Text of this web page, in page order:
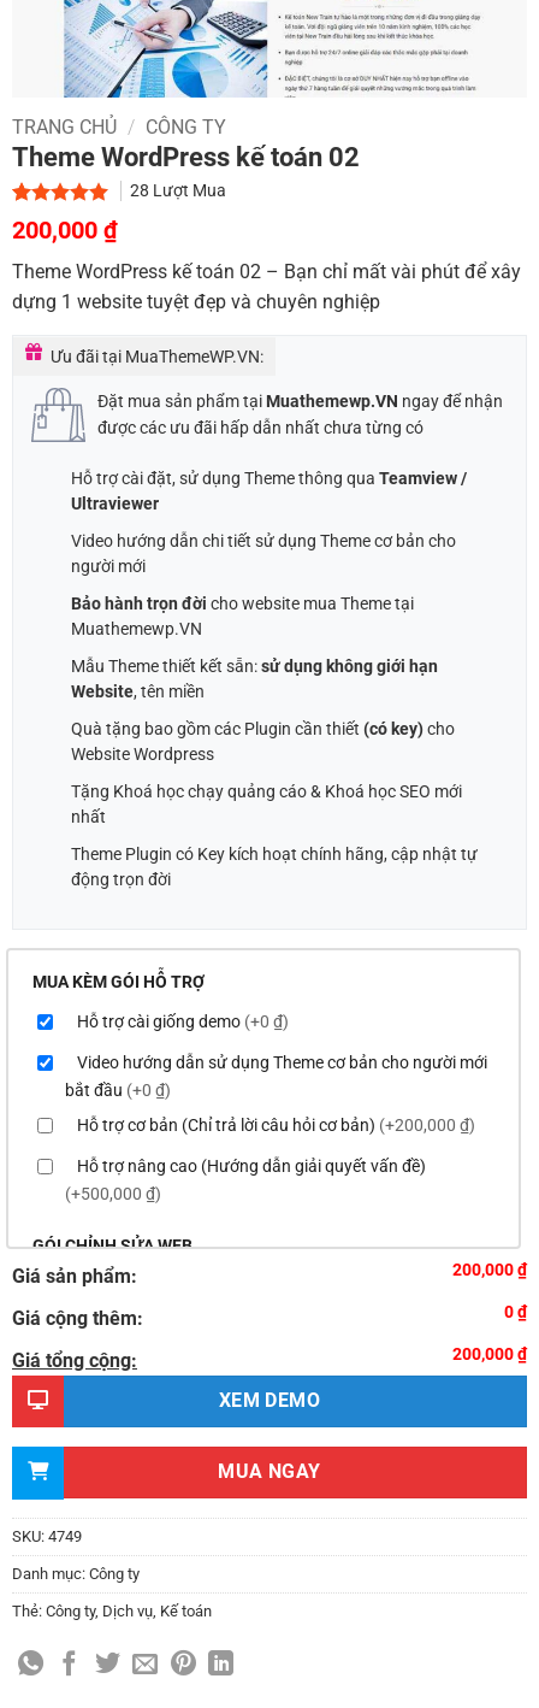
TRANG CHỦ / CÔNG TY
Theme WordPress kế toán 02
5.00trên 5
dựa trên
1
28 Lượt Mua
Giá
gốc
là:
900,000 ₫.
200,000 ₫Giá
hiện
tại
200,000 ₫.
Theme WordPress kế toán 02 – Bạn chỉ mất vài phút để xây
dựng 1 website tuyệt đẹp và chuyên nghiệp
Ưu đãi tại MuaThemeWP.VN:
Đặt mua sản phẩm tại Muathemewp.VN ngay để nhận
được các ưu đãi hấp dẫn nhất chưa từng có
Hỗ trợ cài đặt, sử dụng Theme thông qua Teamview /
Ultraviewer
Video hướng dẫn chi tiết sử dụng Theme cơ bản cho
người mới
Bảo hành trọn đời cho website mua Theme tại
Muathemewp.VN
Mẫu Theme thiết kết sẵn:sử dụng không giới hạn
Website, tên miền
Quà tặng bao gồm các Plugin cần thiết (có key)cho
Website Wordpress
Tặng Khoá học chạy quảng cáo & Khoá học SEO mới
nhất
Theme Plugin có Key kích hoạt chính hãng, cập nhật tự
động trọn đời
MUA KÈM GÓI HỖ TRỢ
Hỗ trợ cài giống demo (+0 ₫)
Video hướng dẫn sử dụng Theme cơ bản cho người mới
bắt đầu (+0 ₫)
Hỗ trợ cơ bản (Chỉ trả lời câu hỏi cơ bản) (+200,000 ₫)
Hỗ trợ nâng cao (Hướng dẫn giải quyết vấn đề)
(+500,000 ₫)
GÓI CHỈNH SỬA WEB
Thay logo & thông tin doanh nghiệp
Đổi màu chủ đạo của theme theo tông màu của logo
(+200,000 ₫)
Sửa danh mục và sắp xếp lại thanh menu chuẩn
Thay đổi bố cục trang chủ (đơn giản)(+500,000 ₫)
Thiết kế 2 banner chạy ở slider chính
Thay đổi màu sắc toàn bộ site theo yêu cầu
(+150,000 ₫)
Thiết kế logo đơn giản để đăng web
Giá sản phẩm: 200,000 ₫
Giá cộng thêm: 0 ₫
Giá tổng cộng: 200,000 ₫
XEM DEMO
MUA NGAY
SKU: 4749
Danh mục: Công ty
Thẻ: Công ty, Dịch vụ Kế toán